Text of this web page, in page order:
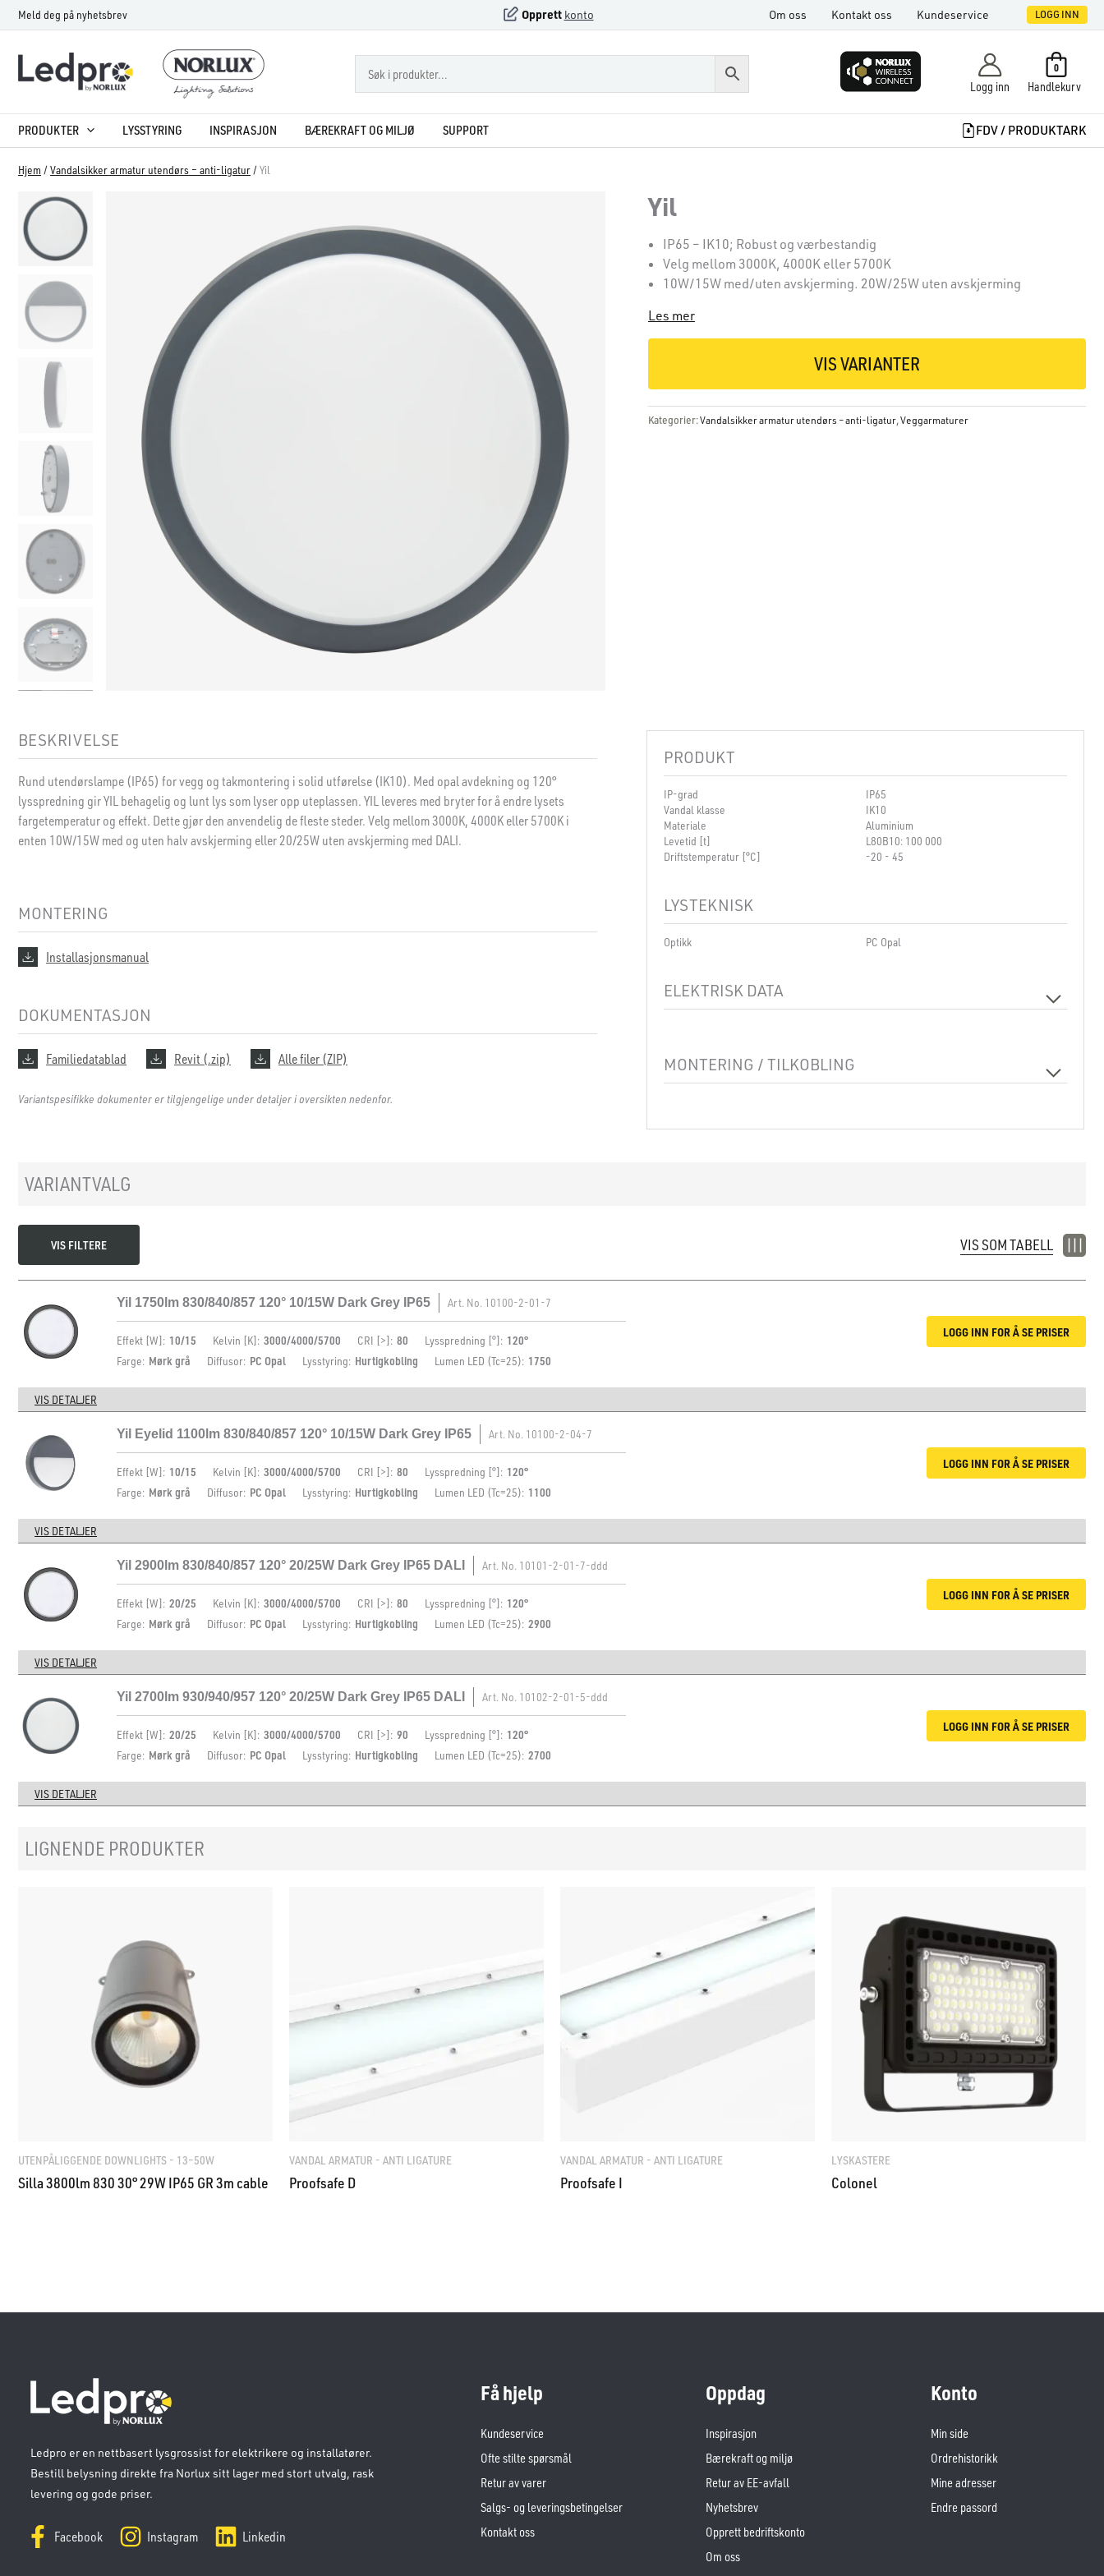
Hopp
rett
innholdet
Meld deg på nyhetsbrev Opprett konto Om oss Kontakt oss Kundeservice LOGG INN
Logg inn Handlekurv
0
PRODUKTER LYSSTYRING INSPIRASJON BÆREKRAFT OG MILJØ SUPPORT FDV / PRODUKTARK
Hjem /Vandalsikker armatur utendørs – anti-ligatur /Yil
Yil
IP65 – IK10; Robust og værbestandig
Velg mellom 3000K, 4000K eller 5700K
10W/15W med/uten avskjerming. 20W/25W uten avskjerming
Les mer
VIS VARIANTER
Kategorier:Vandalsikker armatur utendørs – anti-ligatur, Veggarmaturer
BESKRIVELSE
Rund utendørslampe (IP65) for vegg og takmontering i solid utførelse (IK10). Med opal avdekning og 120°
lysspredning gir YIL behagelig og lunt lys som lyser opp uteplassen. YIL leveres med bryter for å endre lysets
fargetemperatur og effekt. Dette gjør den anvendelig de fleste steder. Velg mellom 3000K, 4000K eller 5700K i
enten 10W/15W med og uten halv avskjerming eller 20/25W uten avskjerming med DALI.
MONTERING
Installasjonsmanual
DOKUMENTASJON
Familiedatablad Revit (.zip) Alle filer (ZIP)
Variantspesifikke dokumenter er tilgjengelige under detaljer i oversikten nedenfor.
PRODUKT
IP-grad
IP65
Vandal klasse
IK10
Materiale
Aluminium
Levetid [t]
L80B10: 100 000
Driftstemperatur [°C]
-20 - 45
LYSTEKNISK
Optikk PC Opal
ELEKTRISK DATA
MONTERING / TILKOBLING
VARIANTVALG
VIS FILTERE VIS SOM TABELL
Yil 1750lm 830/840/857 120° 10/15W Dark Grey IP65 Art. No. 10100-2-01-7
Effekt [W]: 10/15 Kelvin [K]: 3000/4000/5700 CRI [>]: 80 Lysspredning [°]: 120°
Farge: Mørk grå Diffusor: PC Opal Lysstyring: Hurtigkobling Lumen LED (Tc=25): 1750
LOGG INN FOR Å SE PRISER
VIS DETALJER
Yil Eyelid 1100lm 830/840/857 120° 10/15W Dark Grey IP65 Art. No. 10100-2-04-7
Effekt [W]: 10/15 Kelvin [K]: 3000/4000/5700 CRI [>]: 80 Lysspredning [°]: 120°
Farge: Mørk grå Diffusor: PC Opal Lysstyring: Hurtigkobling Lumen LED (Tc=25): 1100
LOGG INN FOR Å SE PRISER
VIS DETALJER
Yil 2900lm 830/840/857 120° 20/25W Dark Grey IP65 DALI Art. No. 10101-2-01-7-ddd
Effekt [W]: 20/25 Kelvin [K]: 3000/4000/5700 CRI [>]: 80 Lysspredning [°]: 120°
Farge: Mørk grå Diffusor: PC Opal Lysstyring: Hurtigkobling Lumen LED (Tc=25): 2900
LOGG INN FOR Å SE PRISER
VIS DETALJER
Yil 2700lm 930/940/957 120° 20/25W Dark Grey IP65 DALI Art. No. 10102-2-01-5-ddd
Effekt [W]: 20/25 Kelvin [K]: 3000/4000/5700 CRI [>]: 90 Lysspredning [°]: 120°
Farge: Mørk grå Diffusor: PC Opal Lysstyring: Hurtigkobling Lumen LED (Tc=25): 2700
LOGG INN FOR Å SE PRISER
VIS DETALJER
LIGNENDE PRODUKTER
UTENPÅLIGGENDE DOWNLIGHTS - 13–50W
Silla 3800lm 830 30° 29W IP65 GR 3m cable
VANDAL ARMATUR - ANTI LIGATURE
Proofsafe D
VANDAL ARMATUR - ANTI LIGATURE
Proofsafe I
LYSKASTERE
Colonel
Ledpro er en nettbasert lysgrossist for elektrikere og installatører.
Bestill belysning direkte fra Norlux sitt lager med stort utvalg, rask
levering og gode priser.
Facebook Instagram Linkedin
Få hjelp
Kundeservice
Ofte stilte spørsmål
Retur av varer
Salgs- og leveringsbetingelser
Kontakt oss
Oppdag
Inspirasjon
Bærekraft og miljø
Retur av EE-avfall
Nyhetsbrev
Opprett bedriftskonto
Om oss
Konto
Min side
Ordrehistorikk
Mine adresser
Endre passord